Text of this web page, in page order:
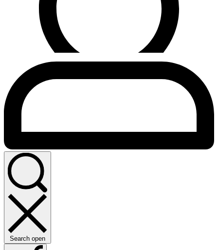
Search open